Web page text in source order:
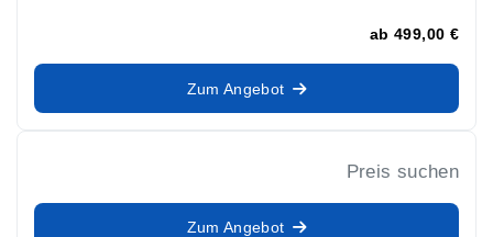
ab 499,00 €
Zum Angebot
Preis suchen
Zum Angebot